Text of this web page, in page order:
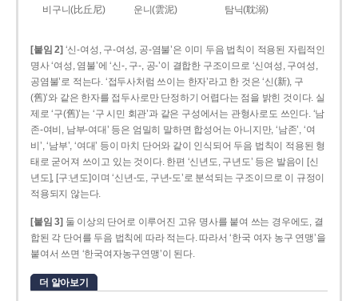
비구니(比丘尼)
운니(雲泥) 탐닉(耽溺)
[붙임 2] ‘신-여성, 구-여성, 공-염불’은 이미 두음 법칙이 적용된 자립적인
명사 ‘여성, 염불’에 ‘신-, 구-, 공-’이 결합한 구조이므로 ‘신여성, 구여성,
공염불’로 적는다. ‘접두사처럼 쓰이는 한자’라고 한 것은 ‘신(新), 구
(舊)’와 같은 한자를 접두사로만 단정하기 어렵다는 점을 밝힌 것이다. 실
제로 ‘구(舊)’는 ‘구 시민 회관’과 같은 구성에서는 관형사로도 쓰인다. ‘남
존­-여비, 남부-­여대’ 등은 엄밀히 말하면 합성어는 아니지만, ‘남존’, ‘여
비’, ‘남부’, ‘여대’ 등이 마치 단어와 같이 인식되어 두음 법칙이 적용된 형
태로 굳어져 쓰이고 있는 것이다. 한편 ‘신년도, 구년도’ 등은 발음이 [신
년도], [구ː년도]이며 ‘신년­-도, 구년-­도’로 분석되는 구조이므로 이 규정이
적용되지 않는다.
[붙임 3] 둘 이상의 단어로 이루어진 고유 명사를 붙여 쓰는 경우에도, 결
합된 각 단어를 두음 법칙에 따라 적는다. 따라서 ‘한국 여자 농구 연맹’을
붙여서 쓰면 ‘한국여자농구연맹’이 된다.
더 알아보기